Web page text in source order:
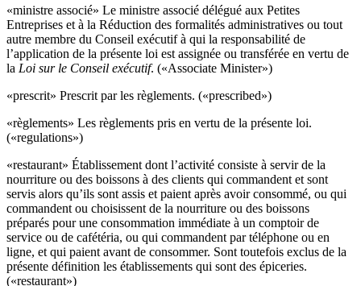
«ministre associé» Le ministre associé délégué aux Petites
Entreprises et à la Réduction des formalités administratives ou tout
autre membre du Conseil exécutif à qui la responsabilité de
l’application de la présente loi est assignée ou transférée en vertu de
la Loi sur le Conseil exécutif. («Associate Minister»)
«prescrit» Prescrit par les règlements. («prescribed»)
«règlements» Les règlements pris en vertu de la présente loi.
(«regulations»)
«restaurant» Établissement dont l’activité consiste à servir de la
nourriture ou des boissons à des clients qui commandent et sont
servis alors qu’ils sont assis et paient après avoir consommé, ou qui
commandent ou choisissent de la nourriture ou des boissons
préparés pour une consommation immédiate à un comptoir de
service ou de cafétéria, ou qui commandent par téléphone ou en
ligne, et qui paient avant de consommer. Sont toutefois exclus de la
présente définition les établissements qui sont des épiceries.
(«restaurant»)